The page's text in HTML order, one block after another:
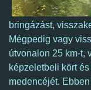
bringázást,
Mégpedig vagy
útvonalon 25 km-t,
képzeletbeli kört
medencéjét.